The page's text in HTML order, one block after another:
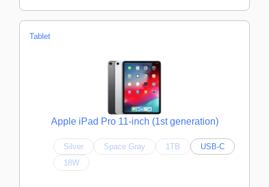
Tablet
Apple iPad Pro 11-inch (1st generation)
Silver Space Gray 1TB
USB-C
18W